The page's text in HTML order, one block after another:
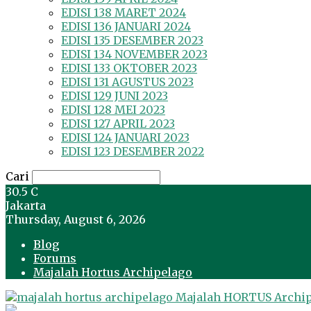
EDISI 138 MARET 2024
EDISI 136 JANUARI 2024
EDISI 135 DESEMBER 2023
EDISI 134 NOVEMBER 2023
EDISI 133 OKTOBER 2023
EDISI 131 AGUSTUS 2023
EDISI 129 JUNI 2023
EDISI 128 MEI 2023
EDISI 127 APRIL 2023
EDISI 124 JANUARI 2023
EDISI 123 DESEMBER 2022
Cari
30.5 C
Jakarta
Thursday, August 6, 2026
Blog
Forums
Majalah Hortus Archipelago
Majalah HORTUS